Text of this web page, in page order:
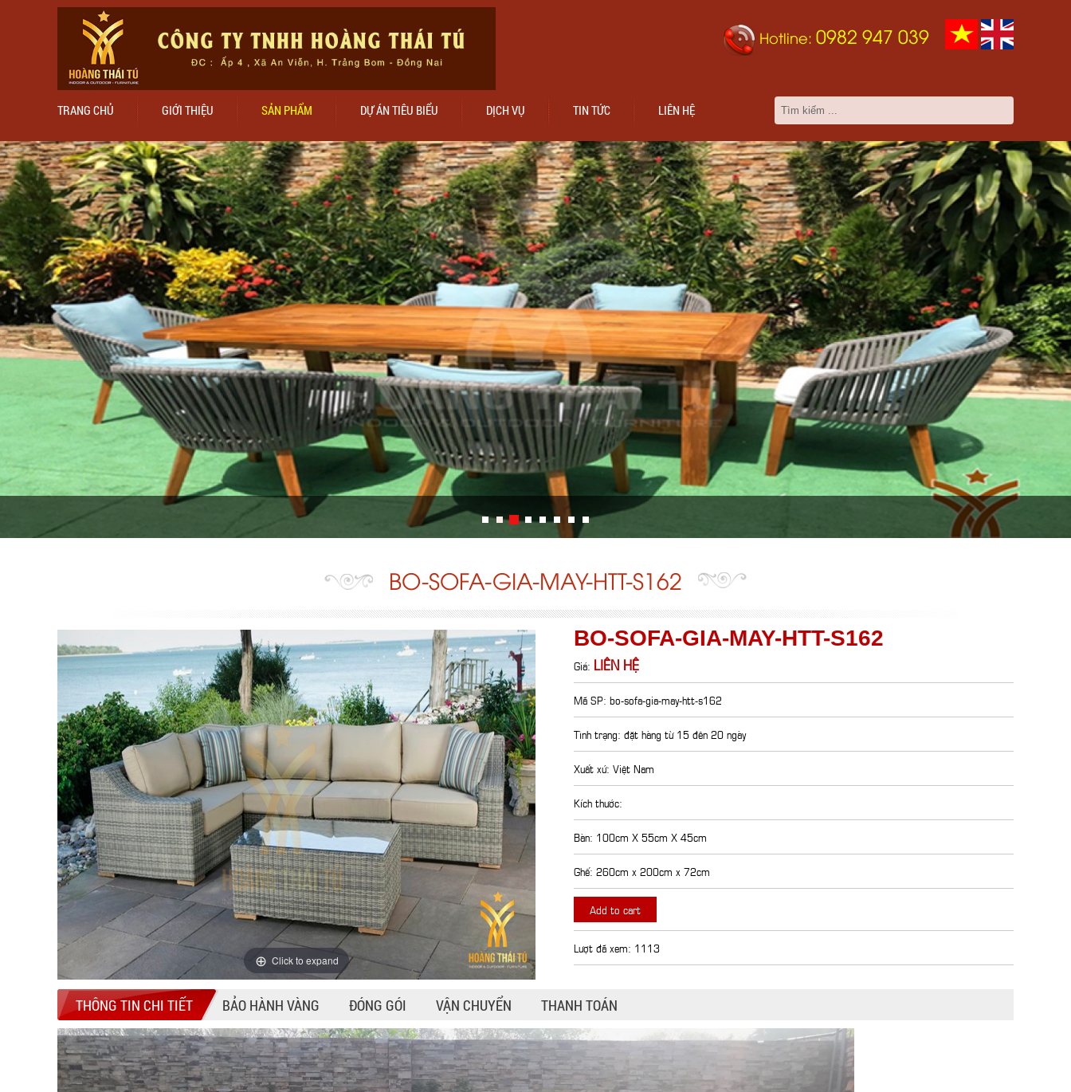
Hotline: 0982 947 039
TRANG CHỦ GIỚI THIỆU SẢN PHẨM DỰ ÁN TIÊU BIỂU DỊCH VỤ TIN TỨC LIÊN HỆ
BO-SOFA-GIA-MAY-HTT-S162
Click to expand
BO-SOFA-GIA-MAY-HTT-S162
Giá: LIÊN HỆ
Mã SP: bo-sofa-gia-may-htt-s162
Tình trạng: đặt hàng từ 15 đên 20 ngày
Xuất xứ: Việt Nam
Kích thước:
Bàn: 100cm X 55cm X 45cm
Ghế: 260cm x 200cm x 72cm
Add to cart
Lượt đã xem: 1113
THÔNG TIN CHI TIẾT BẢO HÀNH VÀNG ĐÓNG GÓI VẬN CHUYỂN THANH TOÁN